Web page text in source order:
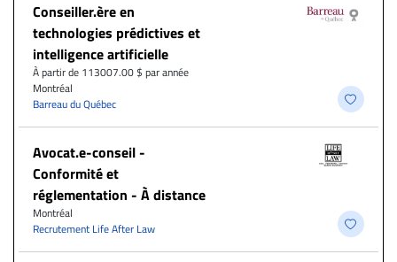
Conseiller.ère en
technologies prédictives et
intelligence artificielle
À partir de 113007.00 $ par année
Montréal
Barreau du Québec
​Avocat.e-conseil -
Conformité et
réglementation - À distance
Montréal
Recrutement Life After Law